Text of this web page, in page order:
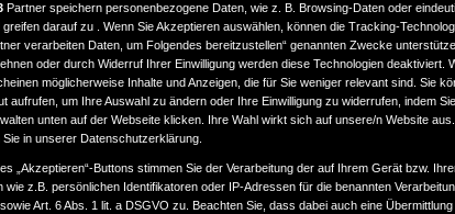
Partner speichern personenbezogene Daten, wie z. B. Browsing-Daten oder
darauf zu . Wenn Sie Akzeptieren auswählen, können die Tracking-
verarbeiten Daten, um Folgendes bereitzustellen“ genannten Zwecke
oder durch Widerruf Ihrer Einwilligung werden diese Technologien deaktiviert.
möglicherweise Inhalte und Anzeigen, die für Sie weniger relevant sind. Sie
aufrufen, um Ihre Auswahl zu ändern oder Ihre Einwilligung zu widerrufen, indem
unten auf der Webseite klicken. Ihre Wahl wirkt sich auf unsere/n Website
Sie in unserer Datenschutzerklärung.
„Akzeptieren“-Buttons stimmen Sie der Verarbeitung der auf Ihrem Gerät bzw.
wie z.B. persönlichen Identifikatoren oder IP-Adressen für die benannten
Art. 6 Abs. 1 lit. a DSGVO zu. Beachten Sie, dass dabei auch eine Übermittlung